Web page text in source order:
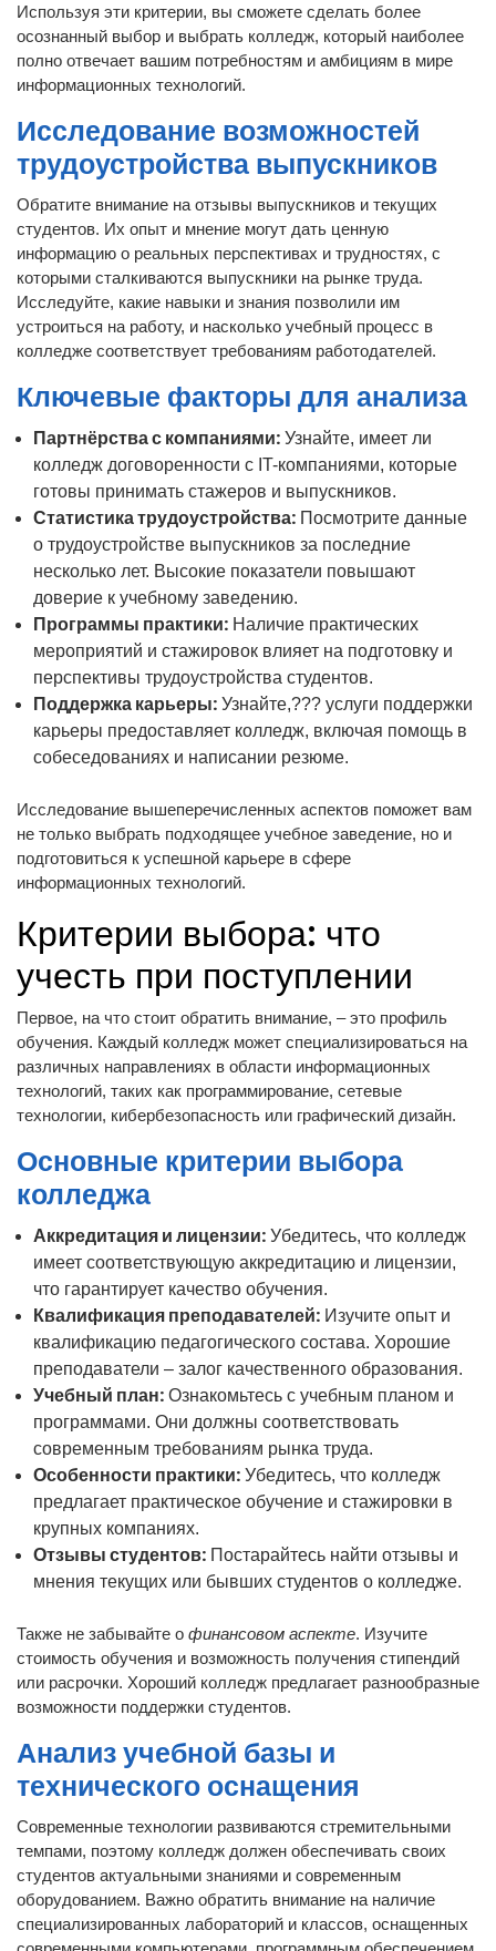
Используя эти критерии, вы сможете сделать более
осознанный выбор и выбрать колледж, который наиболее
полно отвечает вашим потребностям и амбициям в мире
информационных технологий.
Исследование возможностей
трудоустройства выпускников
Обратите внимание на отзывы выпускников и текущих
студентов. Их опыт и мнение могут дать ценную
информацию о реальных перспективах и трудностях, с
которыми сталкиваются выпускники на рынке труда.
Исследуйте, какие навыки и знания позволили им
устроиться на работу, и насколько учебный процесс в
колледже соответствует требованиям работодателей.
Ключевые факторы для анализа
Партнёрства с компаниями: Узнайте, имеет ли
колледж договоренности с IT-компаниями, которые
готовы принимать стажеров и выпускников.
Статистика трудоустройства: Посмотрите данные
о трудоустройстве выпускников за последние
несколько лет. Высокие показатели повышают
доверие к учебному заведению.
Программы практики: Наличие практических
мероприятий и стажировок влияет на подготовку и
перспективы трудоустройства студентов.
Поддержка карьеры: Узнайте,??? услуги поддержки
карьеры предоставляет колледж, включая помощь в
собеседованиях и написании резюме.
Исследование вышеперечисленных аспектов поможет вам
не только выбрать подходящее учебное заведение, но и
подготовиться к успешной карьере в сфере
информационных технологий.
Критерии выбора: что
учесть при поступлении
Первое, на что стоит обратить внимание, – это профиль
обучения. Каждый колледж может специализироваться на
различных направлениях в области информационных
технологий, таких как программирование, сетевые
технологии, кибербезопасность или графический дизайн.
Основные критерии выбора
колледжа
Аккредитация и лицензии: Убедитесь, что колледж
имеет соответствующую аккредитацию и лицензии,
что гарантирует качество обучения.
Квалификация преподавателей: Изучите опыт и
квалификацию педагогического состава. Хорошие
преподаватели – залог качественного образования.
Учебный план: Ознакомьтесь с учебным планом и
программами. Они должны соответствовать
современным требованиям рынка труда.
Особенности практики: Убедитесь, что колледж
предлагает практическое обучение и стажировки в
крупных компаниях.
Отзывы студентов: Постарайтесь найти отзывы и
мнения текущих или бывших студентов о колледже.
Также не забывайте о финансовом аспекте. Изучите
стоимость обучения и возможность получения стипендий
или расрочки. Хороший колледж предлагает разнообразные
возможности поддержки студентов.
Анализ учебной базы и
технического оснащения
Современные технологии развиваются стремительными
темпами, поэтому колледж должен обеспечивать своих
студентов актуальными знаниями и современным
оборудованием. Важно обратить внимание на наличие
специализированных лабораторий и классов, оснащенных